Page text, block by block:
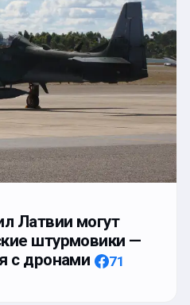
Латвии могут
штурмовики —
с дронами
71